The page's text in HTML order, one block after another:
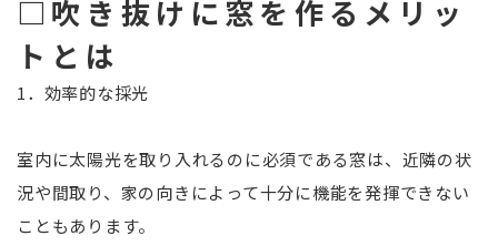
□吹き抜けに窓を作るメリッ
トとは
1．効率的な採光
室内に太陽光を取り入れるのに必須である窓は、近隣の状
況や間取り、家の向きによって十分に機能を発揮できない
こともあります。